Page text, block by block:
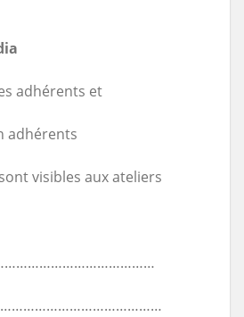
adhérents et
adhérents
visibles aux ateliers